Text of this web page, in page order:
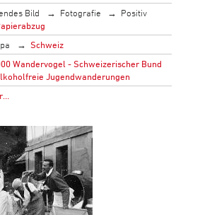
Bild Fotografie
Positiv
Schweiz
Wandervogel - Schweizerischer Bund
Jugendwanderungen